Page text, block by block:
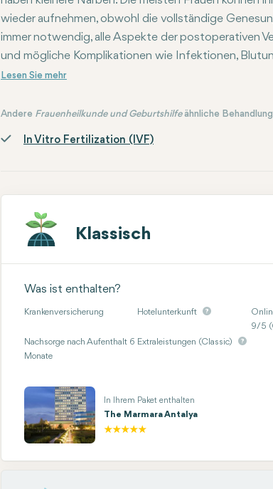
wieder aufnehmen, obwohl die vollständige
immer notwendig, alle Aspekte der postoperativen
und mögliche Komplikationen wie Infektionen,
Andere Frauenheilkunde und Geburtshilfeähnliche
In Vitro Fertilization (IVF)
Klassisch
Was ist enthalten?
Krankenversicherung Hotelunterkunft
9/5
Nachsorge nach Aufenthalt 6
Monate
Extraleistungen (Classic)
In Ihrem Paket enthalten
The Marmara Antalya